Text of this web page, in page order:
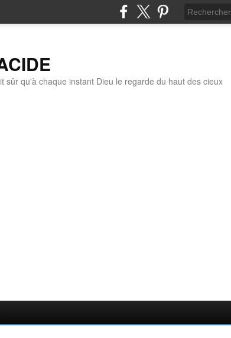
sûr qu'à chaque instant Dieu le regarde du haut des cieux